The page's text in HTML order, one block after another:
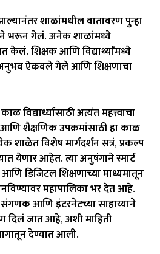
शाळांमधील वातावरण पुन्हा
भरून गेलं. अनेक शाळांमध्ये
केलं. शिक्षक आणि विद्यार्थ्यांमध्ये
अनुभव ऐकवले गेले आणि शिक्षणाचा
विद्यार्थ्यांसाठी अत्यंत महत्त्वाचा
शैक्षणिक उपक्रमांसाठी हा काळ
शाळेत विशेष मार्गदर्शन सत्रं, प्रकल्प
येणार आहेत. त्या अनुषंगाने स्मार्ट
डिजिटल शिक्षणाच्या माध्यमातून
महापालिका भर देत आहे.
आणि इंटरनेटच्या साहाय्याने
दिलं जात आहे, अशी माहिती
देण्यात आली.